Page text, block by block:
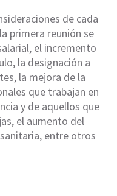
de cada
primera reunión se
el incremento
la designación a
la mejora de la
que trabajan en
y de aquellos que
el aumento del
entre otros